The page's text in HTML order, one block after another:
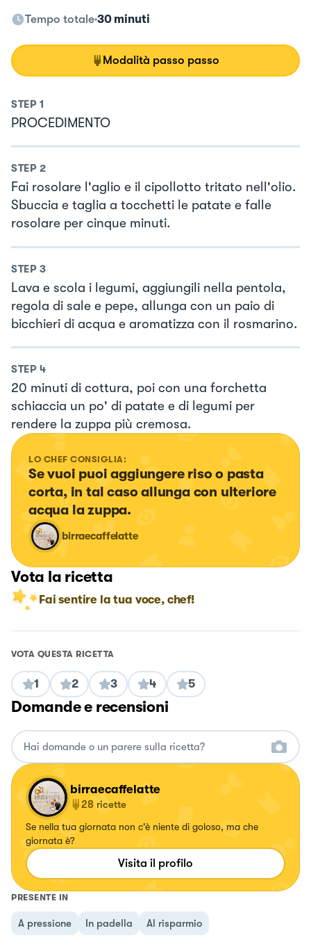
Tempo totale 30 minuti
Modalità passo passo
STEP 1
PROCEDIMENTO
STEP 2
Fai rosolare l'aglio e il cipollotto tritato nell'olio.
Sbuccia e taglia a tocchetti le patate e falle
rosolare per cinque minuti.
STEP 3
Lava e scola i legumi, aggiungili nella pentola,
regola di sale e pepe, allunga con un paio di
bicchieri di acqua e aromatizza con il rosmarino.
STEP 4
20 minuti di cottura, poi con una forchetta
schiaccia un po' di patate e di legumi per
rendere la zuppa più cremosa.
LO CHEF CONSIGLIA:
Se vuoi puoi aggiungere riso o pasta
corta, in tal caso allunga con ulteriore
acqua la zuppa.
birraecaffelatte
Vota la ricetta
Fai sentire la tua voce, chef!
VOTA QUESTA RICETTA
1 2 3 4 5
Domande e recensioni
birraecaffelatte
28 ricette
Se nella tua giornata non c'è niente di goloso, ma che
giornata è?
Visita il profilo
PRESENTE IN
A pressione In padella Al risparmio